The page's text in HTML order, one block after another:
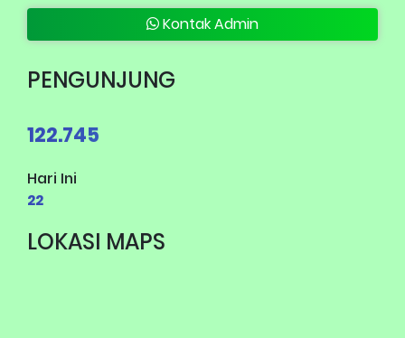
Kontak Admin
PENGUNJUNG
122.745
Hari Ini
22
LOKASI MAPS